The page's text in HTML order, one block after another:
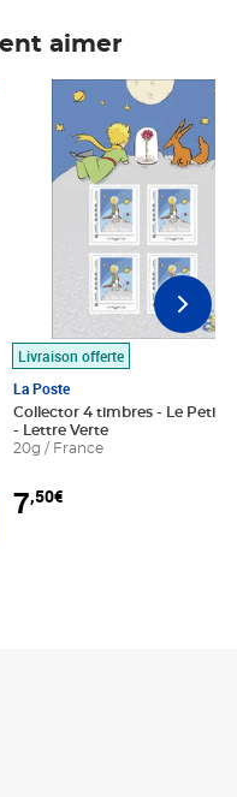
aimer
au panier
Livraison offerte
La Poste
Collector 4 timbres - Le Petit
- Lettre Verte
20g / France
7,50€
Prix 7,50€